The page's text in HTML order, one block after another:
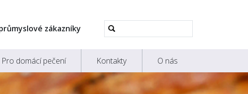
zákazníky
Pokročilé
vyhledávání...
Pro domácí pečení Kontakty O nás